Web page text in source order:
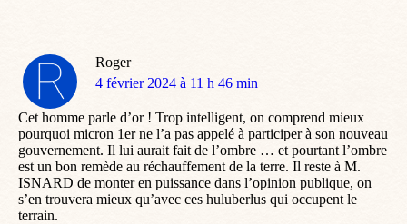
Roger
dit
4 février 2024 à 11 h 46 min
Cet homme parle d’or ! Trop intelligent, on comprend mieux
pourquoi micron 1er ne l’a pas appelé à participer à son nouveau
gouvernement. Il lui aurait fait de l’ombre … et pourtant l’ombre
est un bon remède au réchauffement de la terre. Il reste à M.
ISNARD de monter en puissance dans l’opinion publique, on
s’en trouvera mieux qu’avec ces huluberlus qui occupent le
terrain.